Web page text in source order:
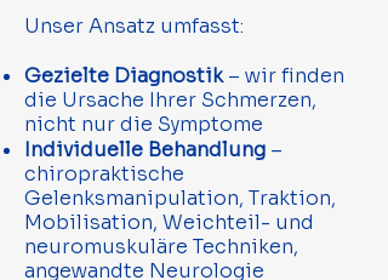
Unser Ansatz umfasst:
Gezielte Diagnostik– wir finden
die Ursache Ihrer Schmerzen,
nicht nur die Symptome
Individuelle Behandlung –
chiropraktische
Gelenksmanipulation, Traktion,
Mobilisation, Weichteil- und
neuromuskuläre Techniken,
angewandte Neurologie